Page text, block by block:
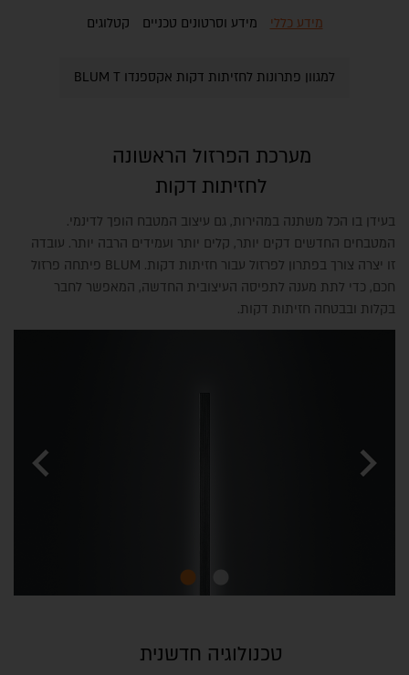
מידע כללי מידע וסרטונים טכניים קטלוגים
למגוון פתרונות לחזיתות דקות אקספנדו BLUM T
מערכת הפרזול הראשונה
לחזיתות דקות
בעידן בו הכל משתנה במהירות, גם עיצוב המטבח הופך לדינמי.
המטבחים החדשים דקים יותר, קלים יותר ועמידים הרבה יותר. עובדה
זו יצרה צורך בפתרון לפרזול עבור חזיתות דקות. BLUM פיתחה פרזול
חכם, כדי לתת מענה לתפיסה העיצובית החדשה, המאפשר לחבר
בקלות ובבטחה חזיתות דקות.
chevron_left chevron_right
טכנולוגיה חדשנית